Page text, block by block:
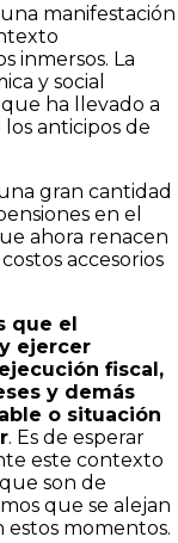
manifestación
inmersos. La
y social
ha llevado a
anticipos de
gran cantidad
en el
ahora renacen
accesorios
que el
ejercer
fiscal,
y demás
o situación
. Es de esperar
este contexto
son de
que se alejan
momentos.